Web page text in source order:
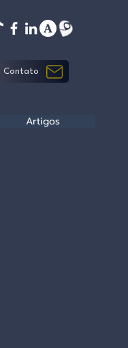
Contato
Artigos